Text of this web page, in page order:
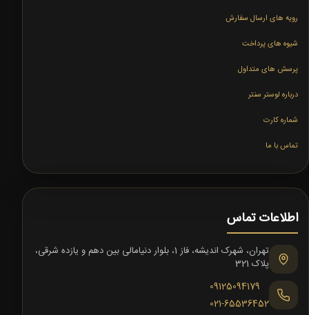
رویه های ارسال سفارش
شیوه های پرداخت
پرسش های متداول
درباره لوستر سنتر
شماره کارت
تماس با ما
اطلاعات تماس
تهران، شهرک اندیشه، فاز 1، بلوار دنیامالی بین دهم و یازده شرقی،
پلاک 321
09125094179
021-65536452